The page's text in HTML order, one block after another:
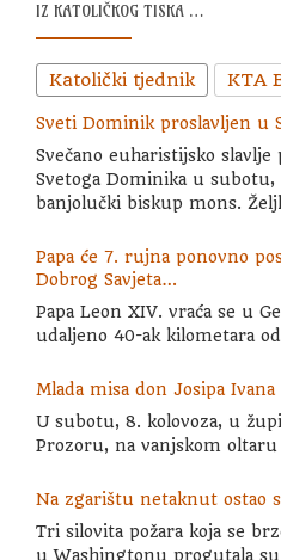
IZ KATOLIČKOG TISKA …
Katolički tjednik KTA
Sveti Dominik proslavljen u
Svečano euharistijsko
Svetoga Dominika u subotu,
banjolučki biskup mons.
Papa će 7. rujna ponovno
Dobrog Savjeta…
Papa Leon XIV. vraća se u
udaljeno 40-ak kilometara
Mlada misa don Josipa Ivana
U subotu, 8. kolovoza, u
Prozoru, na vanjskom
Na zgarištu netaknut ostao
Tri silovita požara koja se
u Washingtonu progutala